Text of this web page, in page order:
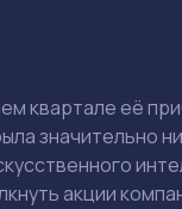
квартале её
значительно
акции